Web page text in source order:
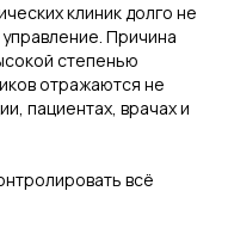
клиник долго не
Причина
степенью
отражаются не
пациентах, врачах и
всё